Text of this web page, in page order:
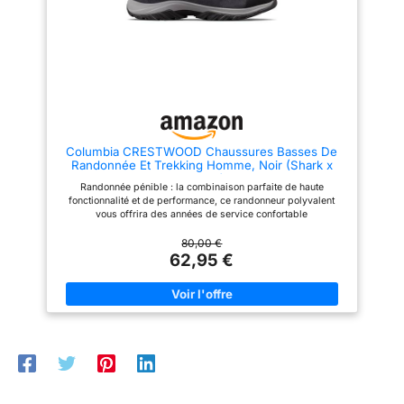
les sports, la randonnée, le
camping, les loisirs, les achats
Columbia CRESTWOOD Chaussures Basses De
Randonnée Et Trekking Homme, Noir (Shark x
Columbia Grey), 42 EU
Randonnée pénible : la combinaison parfaite de haute
fonctionnalité et de performance, ce randonneur polyvalent
vous offrira des années de service confortable
80,00 €
62,95 €